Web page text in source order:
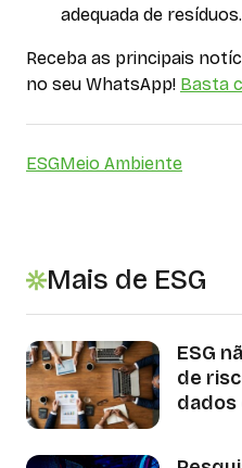
adequada de resíduos.
Receba as principais
no seu WhatsApp! Basta
ESGMeio Ambiente
Mais de ESG
ESG
de
dados